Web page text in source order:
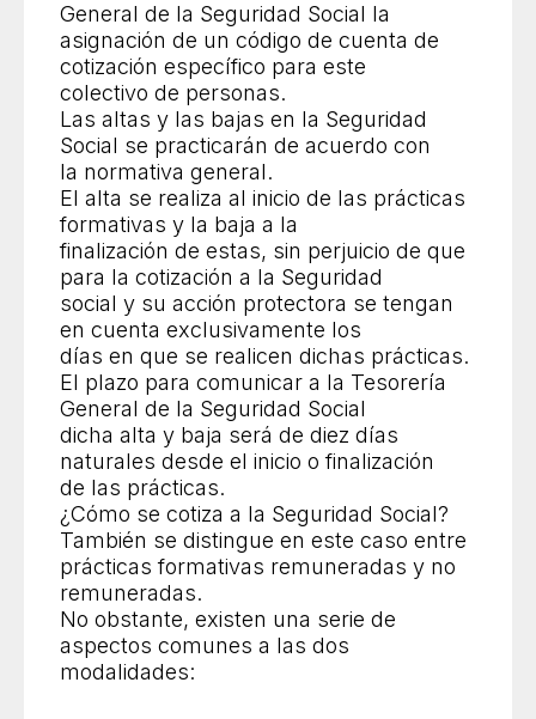
General de la Seguridad Social la
asignación de un código de cuenta de
cotización específico para este
colectivo de personas.
Las altas y las bajas en la Seguridad
Social se practicarán de acuerdo con
la normativa general.
El alta se realiza al inicio de las prácticas
formativas y la baja a la
finalización de estas, sin perjuicio de que
para la cotización a la Seguridad
social y su acción protectora se tengan
en cuenta exclusivamente los
días en que se realicen dichas prácticas.
El plazo para comunicar a la Tesorería
General de la Seguridad Social
dicha alta y baja será de diez días
naturales desde el inicio o finalización
de las prácticas.
¿Cómo se cotiza a la Seguridad Social?
También se distingue en este caso entre
prácticas formativas remuneradas y no
remuneradas.
No obstante, existen una serie de
aspectos comunes a las dos
modalidades: